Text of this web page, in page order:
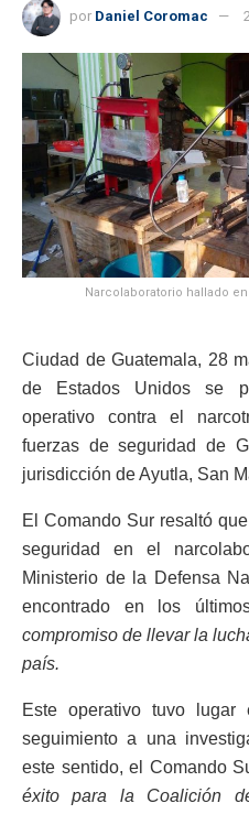
por Daniel Coromac
Narcolaboratorio hallado
Ciudad de Guatemala, 28
de Estados Unidos se
operativo contra el
fuerzas de seguridad de
jurisdicción de Ayutla, San
El Comando Sur resaltó
seguridad en el
Ministerio de la Defensa
encontrado en los
compromiso de llevar la
país.
Este operativo tuvo
seguimiento a una
este sentido, el Comando
éxito para la Coalición